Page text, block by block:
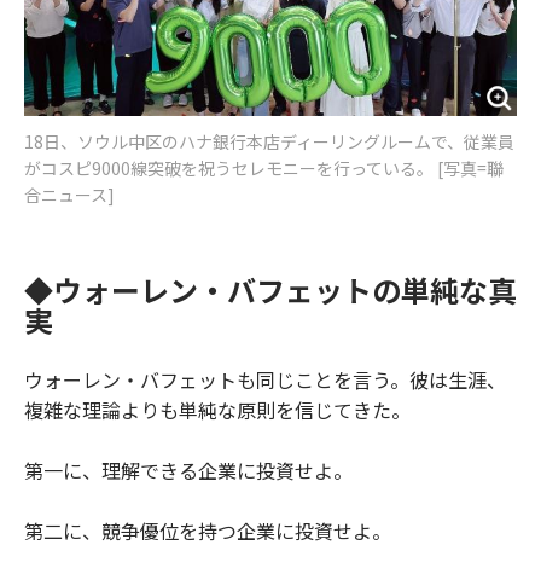
18日、ソウル中区のハナ銀行本店ディーリングルームで、従業員
がコスピ9000線突破を祝うセレモニーを行っている。 [写真=聯
合ニュース]
◆ウォーレン・バフェットの単純な真
実
ウォーレン・バフェットも同じことを言う。彼は生涯、
複雑な理論よりも単純な原則を信じてきた。
第一に、理解できる企業に投資せよ。
第二に、競争優位を持つ企業に投資せよ。